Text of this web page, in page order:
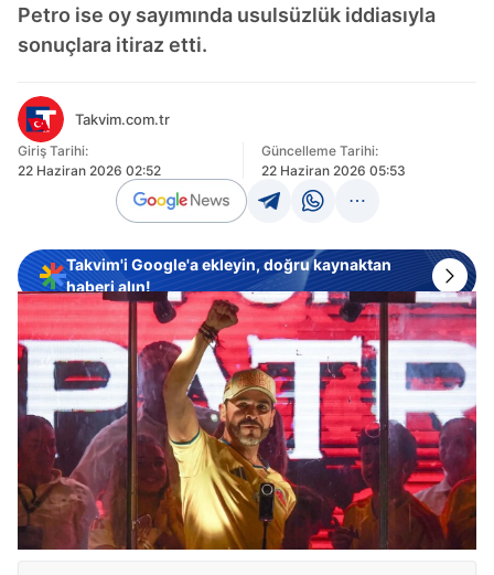
Petro ise oy sayımında usulsüzlük iddiasıyla
sonuçlara itiraz etti.
Takvim.com.tr
Giriş Tarihi:
22 Haziran 2026 02:52
Güncelleme Tarihi:
22 Haziran 2026 05:53
Takvim'i Google'a ekleyin, doğru kaynaktan
haberi alın!